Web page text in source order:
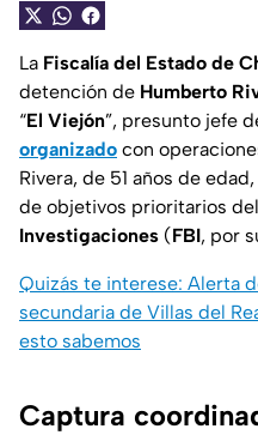
La Fiscalía del Estado de
detención de Humberto
“El Viejón”, presunto jefe
organizado con
Rivera, de 51 años de
de objetivos prioritarios del
Investigaciones (FBI, por
Quizás te interese: Alerta
secundaria de Villas del
esto sabemos
Captura